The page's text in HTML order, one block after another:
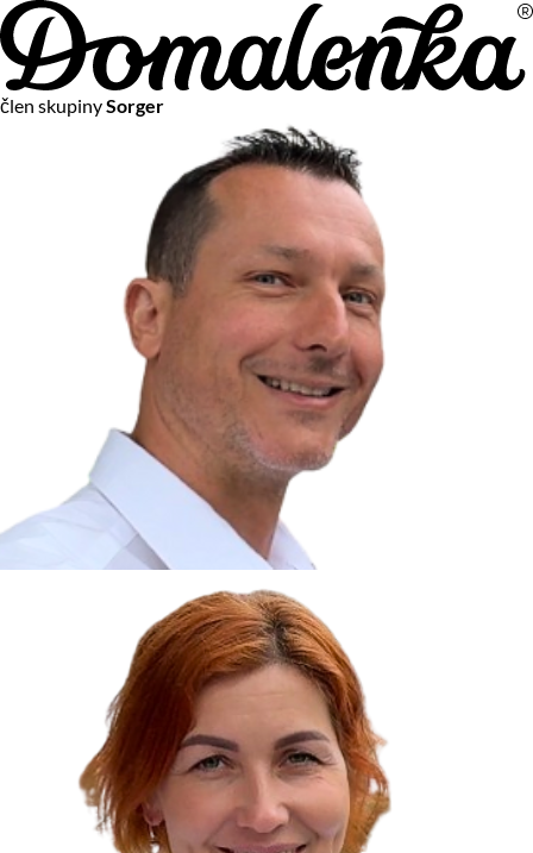
člen skupinySorger
Na vašom súkromí nám záleží
Chceme vám neustále poskytovať tie najlepšie služby.
Vzhľadom k platnej legislatíve od vás ale potrebujeme súhlas
s používaním súborov cookies.
Viac o personalizácii a meraní
Aby sme vedeli, čo sa deje na webových stránkach a aby sme
vám mohli prispôsobiť ponuky na mieru či reklamu,
používame cookies a taktiežslužby spoločnosti Google
Čo sú cookies?
Cookies sú malé textové súbory, ktoré môžu byť používané
webovými stránkami, aby zefektívnili používateľský zážitok.
Vďaka cookies vám môžeme ponúkať služby podľa toho, čo
naozaj hľadáte a chcete nájsť.
Kedykoľvek sa môžete slobodne rozhodnúť, ktoré typy
používania cookies chcete umožniť.
Zákon uvádza, že môžeme ukladať cookies na vašom
zariadení, pokiaľ sú nevyhnutne nutné pre prevádzku tejto
Cookies, ktoré používame
Technické a nevyhnutné cookies
Analytické a marketingové cookies
Reklamné úložisko
Reklamné používateľské dáta
Personalizácia reklám